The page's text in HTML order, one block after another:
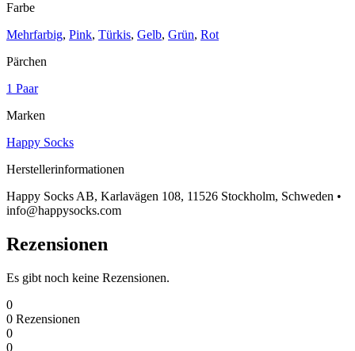
Farbe
Mehrfarbig, Pink, Türkis, Gelb, Grün, Rot
Pärchen
1 Paar
Marken
Happy Socks
Herstellerinformationen
Happy Socks AB, Karlavägen 108, 11526 Stockholm, Schweden •
info@happysocks.com
Rezensionen
Es gibt noch keine Rezensionen.
0
0 Rezensionen
0
0